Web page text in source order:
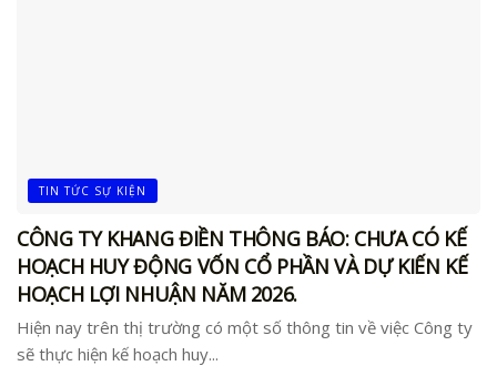
TIN TỨC SỰ KIỆN
CÔNG TY KHANG ĐIỀN THÔNG BÁO: CHƯA CÓ KẾ
HOẠCH HUY ĐỘNG VỐN CỔ PHẦN VÀ DỰ KIẾN KẾ
HOẠCH LỢI NHUẬN NĂM 2026.
Hiện nay trên thị trường có một số thông tin về việc Công ty
sẽ thực hiện kế hoạch huy...